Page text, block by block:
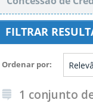
FILTRAR
Ordenar por
1 conjunto